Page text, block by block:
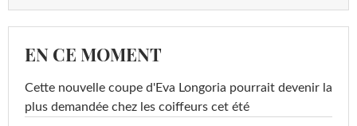
EN CE MOMENT
Cette nouvelle coupe d'Eva Longoria pourrait devenir la
plus demandée chez les coiffeurs cet été